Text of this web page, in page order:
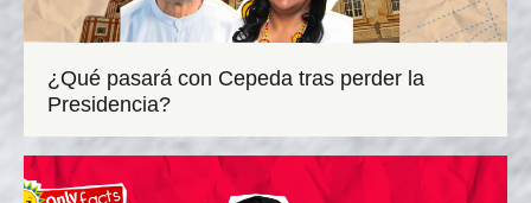
¿Qué pasará con Cepeda tras perder la
Presidencia?